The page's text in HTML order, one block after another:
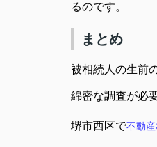
るのです。
まとめ
被相続人の生前
綿密な調査が必
堺市西区で不動産